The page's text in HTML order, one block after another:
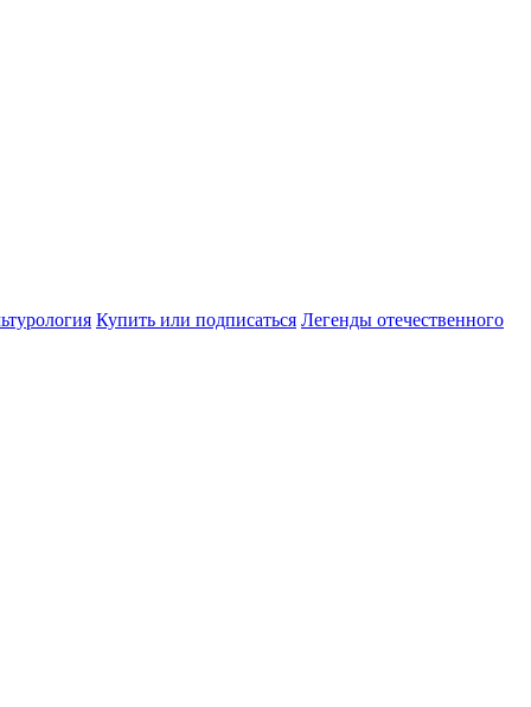
Купить или подписаться Легенды отечественного